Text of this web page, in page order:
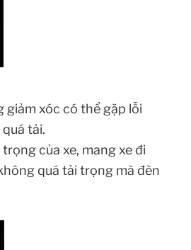
giảm xóc có thể gặp lỗi
tải.
của xe, mang xe đi
quá tải trọng mà đèn